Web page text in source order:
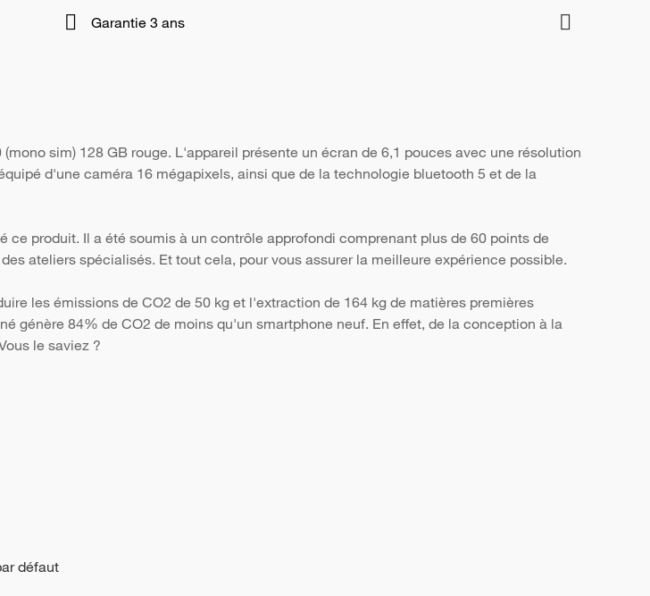
Garantie 3 ans
sim) 128 GB rouge. L'appareil présente un écran de 6,1 pouces avec une résolution
d'une caméra 16 mégapixels, ainsi que de la technologie bluetooth 5 et de la
produit. Il a été soumis à un contrôle approfondi comprenant plus de 60 points de
ateliers spécialisés. Et tout cela, pour vous assurer la meilleure expérience possible.
les émissions de CO2 de 50 kg et l'extraction de 164 kg de matières premières
génère 84% de CO2 de moins qu'un smartphone neuf. En effet, de la conception à la
le saviez ?
défaut